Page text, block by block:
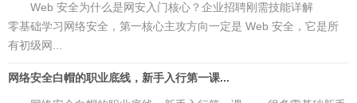
Web 安全为什么是网安入门核心？企业招聘刚需技能详解
零基础学习网络安全，第一核心主攻方向一定是 Web 安全，它是所
有初级网...
网络安全白帽的职业底线，新手入行第一课...